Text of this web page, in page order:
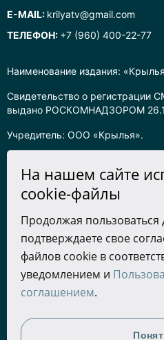
Наименование издания:
Свидетельство о
выдано РОСКОМНАДЗОРОМ
Учредитель: ООО «Крылья».
Информация на сайте
защищены в соответствии с
об интеллектуальной
текстовых, фото, аудио и
с согласия правообладателя
наличии ссылки на ресурс. Для
гиперссылка.
Разработка сайта
E-MAIL: krilyatv@gmail.com
ТЕЛЕФОН: +7 (960) 400-22-77
На нашем сайте
cookie-файлы
Продолжая
подтверждаете свое
файлов cookie в
уведомлением и
соглашением.